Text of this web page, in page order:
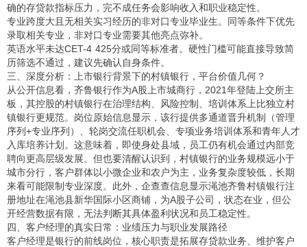
确的存贷款指标压力，完不成任务会影响收入和职业稳定性。
专业跨度大且无相关实习经历的非对口专业毕业生。同等条件下优先
录取相关专业，非对口专业需要其他亮点弥补。
英语水平未达CET-4 425分或同等标准者。硬性门槛可能直接导致简
历筛选不通过，建议先确认自身条件。
三、深度分析：上市银行背景下的村镇银行，平台价值几何？
从公开信息看，齐鲁银行作为A股上市城商行，2021年登陆上交所主
板，其控股的村镇银行在治理结构、风险控制、培训体系上比独立村
镇银行更规范。岗位原始信息显示，该行提供多通道晋升机制（管理
序列+专业序列）、轮岗交流任职机会、专项业务培训体系和青年人才
入库培养计划。这意味着，即使身处县域，员工仍有机会通过内部竞
聘向更高层级发展。但也要清醒认识到，村镇银行的业务规模远小于
城市分行，客户群体以小微企业和农户为主，业务复杂度较低，长期
来看可能限制专业深度。此外，企查查信息显示渑池齐鲁村镇银行注
册地址在渑池县新华国际小区商铺，为A股子公司，状态在业，但公
开经营数据有限，无法判断其具体盈利状况和员工稳定性。
四、客户经理的真实日常：业绩压力与职业发展路径
客户经理是银行的前线岗位，核心职责是拓展存贷款业务、维护客户